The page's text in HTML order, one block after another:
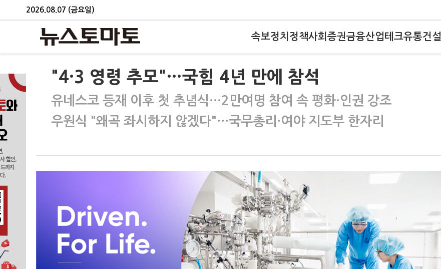
2026.08.07 (금요일)
속보정치 정책사회 증권금융산업테크유통건설
"4·3 영령 추모"…국힘 4년 만에 참석
유네스코 등재 이후 첫 추념식…2만여명 참여 속 평화·인권 강조
우원식 "왜곡 좌시하지 않겠다"…국무총리·여야 지도부 한자리